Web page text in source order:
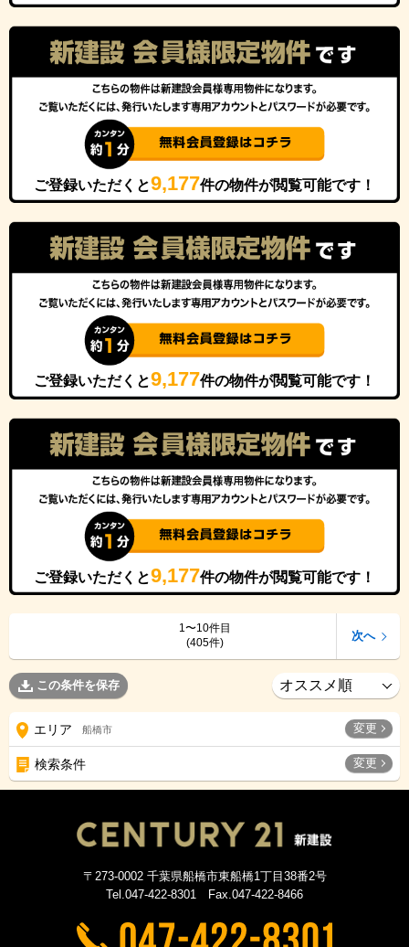
ご登録いただくと9,177件の物件が閲覧可能です！
ご登録いただくと9,177件の物件が閲覧可能です！
ご登録いただくと9,177件の物件が閲覧可能です！
1〜10件目
(405件)
次へ
この条件を保存
エリア 船橋市 変更
検索条件 変更
〒273-0002 千葉県船橋市東船橋1丁目38番2号
Tel.047-422-8301 Fax.047-422-8466